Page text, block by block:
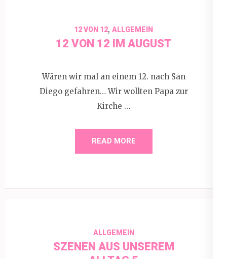
12 VON 12, ALLGEMEIN
12 VON 12 IM AUGUST
Wären wir mal an einem 12. nach San
Diego gefahren… Wir wollten Papa zur
Kirche …
READ MORE
ALLGEMEIN
SZENEN AUS UNSEREM